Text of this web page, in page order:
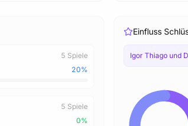
5 Spiele
20%
5 Spiele
0%
Einfluss
Igor Thiago und